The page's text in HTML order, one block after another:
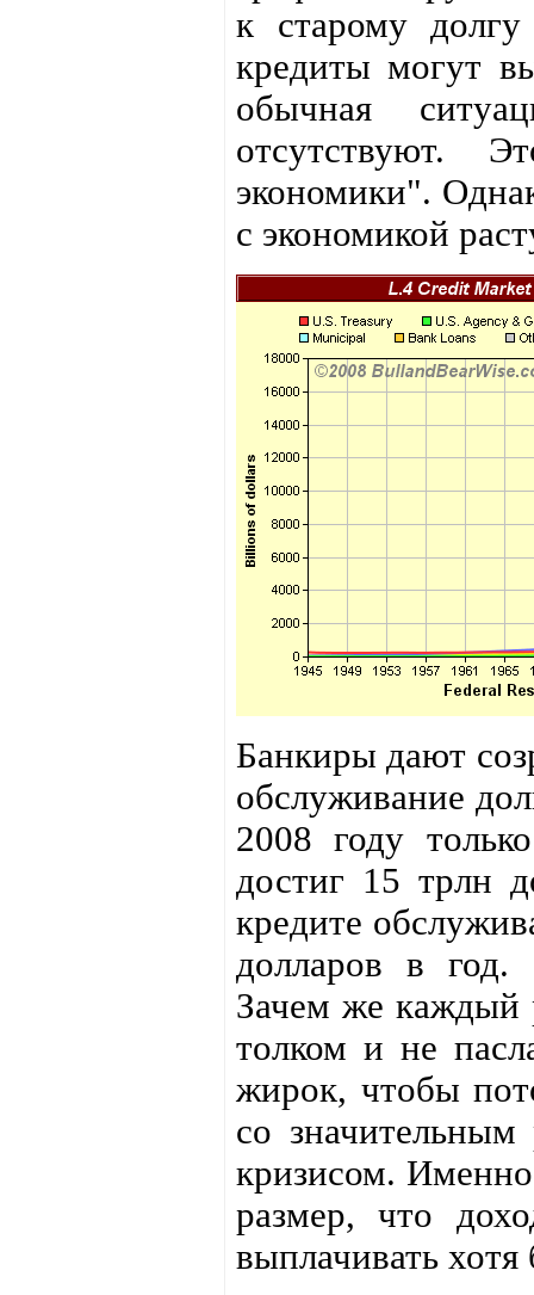
к старому
кредиты могут
обычная
отсутствуют.
экономики".
с экономикой
Банкиры дают
обслуживание
2008 году
достиг 15 трлн
кредите
долларов в
Зачем же каждый
толком и не
жирок, чтобы
со значительным
кризисом.
размер, что
выплачивать